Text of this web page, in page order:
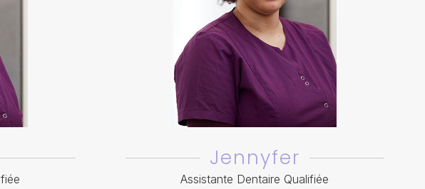
Jennyfer
Assistante Dentaire Qualifiée